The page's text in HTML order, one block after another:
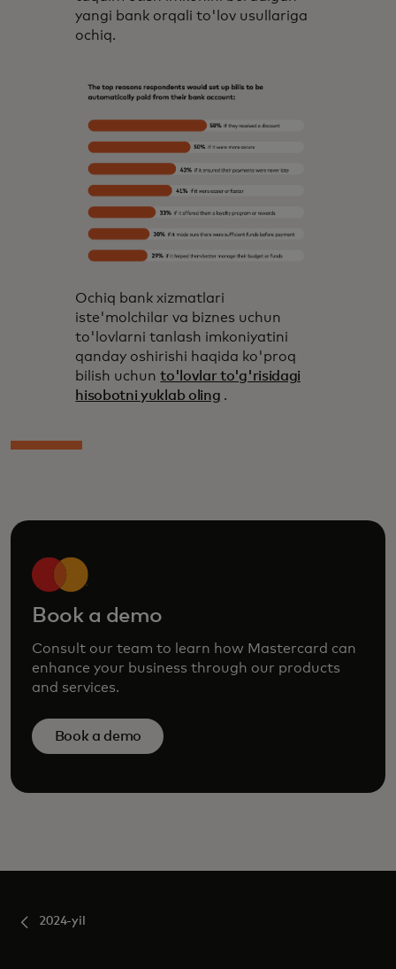
yangi bank orqali to'lov usullariga
ochiq.
Ochiq bank xizmatlari
iste'molchilar va biznes uchun
to'lovlarni tanlash imkoniyatini
qanday oshirishi haqida ko'proq
bilish uchunto'lovlar to'g'risidagi
hisobotni yuklab oling .
Book a demo
Consult our team to learn how Mastercard can
enhance your business through our products
and services.
Book a demo
2024-yil